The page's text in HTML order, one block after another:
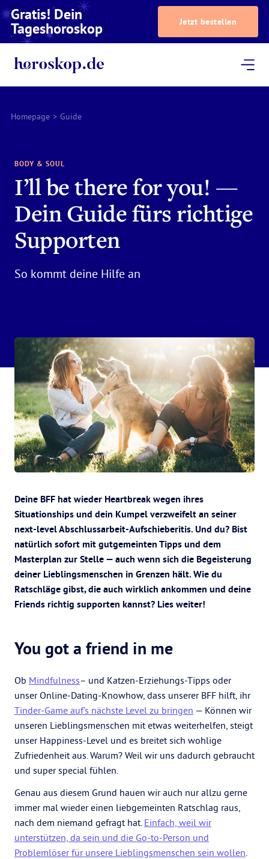
Gratis! Dein
Tageshoroskop Jetzt bestellen
Homepage > Guide
BODY & SOUL
I’ll be there for you! —
Dein Guide fürs richtige
Supporten
So kommt deine Hilfe an
Deine BFF hat wieder Heartbreak wegen ihres
Situationships und dein Kumpel verzweifelt an seiner
next-level Abschlussarbeit-Aufschieberitis. Und du? Bist
natürlich sofort mit gutgemeinten Tipps und dem
Masterplan zur Stelle — auch wenn sich die Begeisterung
deiner Lieblingsmenschen in Grenzen hält. Wie du
Ratschläge gibst, die auch wirklich ankommen und deine
Friends richtig supporten kannst? Lies weiter!
You got a friend in me
Ob Mindfulness– und Katzen-Erziehungs-Tipps oder
unser Online-Dating-Knowhow, dass unserer BFF hilft, ihr
Tinder-Game auf’s nächste Level zu bringen — Können wir
unseren Lieblingsmenschen mit etwas weiterhelfen, steigt
unser Happiness-Level und es breitet sich wohlige
Zufriedenheit aus. Warum? Weil wir uns dadurch gebraucht
und super special fühlen.
Genau aus diesem Grund hauen wir auch nur allzu gerne
immer mal wieder einen liebgemeinten Ratschlag raus,
nach dem niemand gefragt hat. Einfach, weil wir
unterstützen, da sein und die Go-to-Person und
Problemlöser für unsere Lieblingsmenschen sein wollen.